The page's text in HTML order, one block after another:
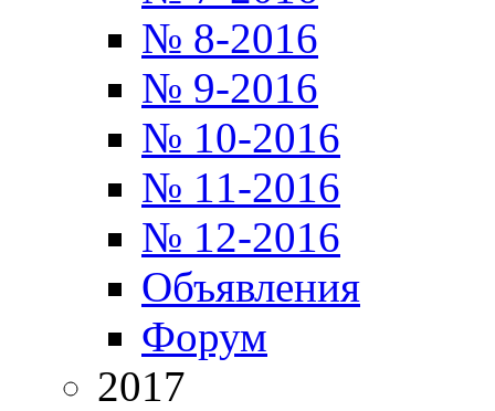
№ 8-2016
№ 9-2016
№ 10-2016
№ 11-2016
№ 12-2016
Объявления
Форум
2017